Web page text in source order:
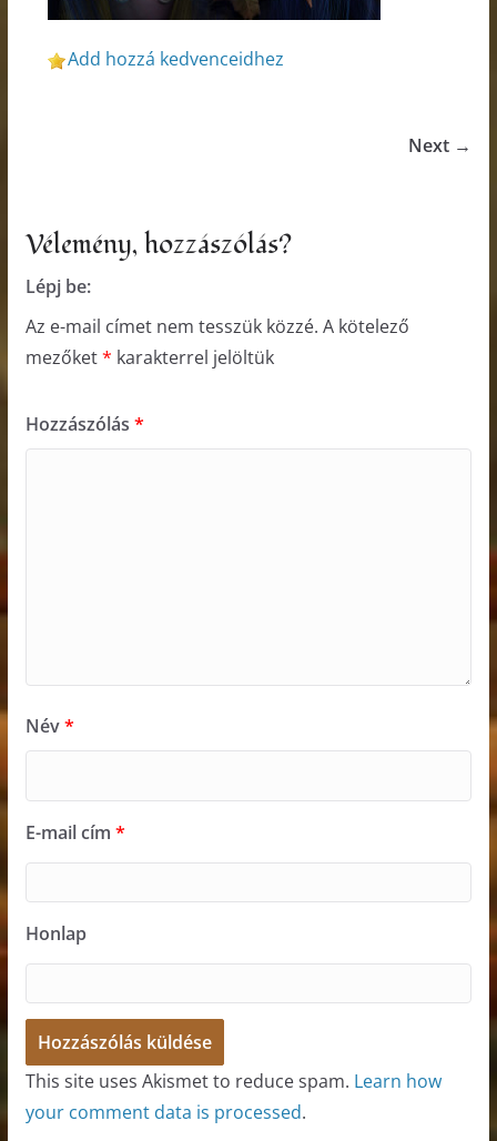
Add hozzá kedvenceidhez
Next →
Vélemény, hozzászólás?
Lépj be:
Az e-mail címet nem tesszük közzé. A kötelező
mezőket* karakterrel jelöltük
Hozzászólás *
Név*
E-mail cím *
Honlap
This site uses Akismet to reduce spam. Learn how
your comment data is processed.